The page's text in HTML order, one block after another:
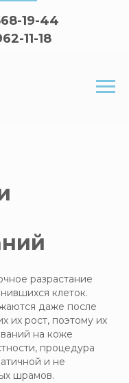
11-18
19-44
разрастание
клеток.
даже после
их рост, поэтому их
на коже
процедура
и не
шрамов.